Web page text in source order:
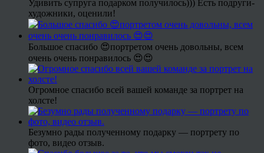
Удивить супруга подарком получилось))) Есть подруги-
художники, оценили!
Большое спасибо 😍портретом очень довольны, всем
очень очень понравилось 😍😍
Огромное спасибо всей вашей команде за портрет на
холсте!
Безумно рады полученному подарку — портрету по
фото, видео отзыв.